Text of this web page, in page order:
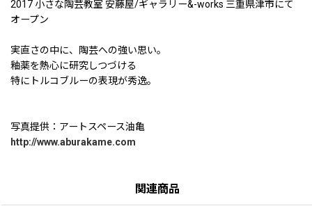
2017 小さな陶芸教室 安藤屋/ギャラリー&-works 三重県津市にて
オープン
実直さの中に、陶芸への強い思い。
釉薬を熱心に研究しつづける
特にトルコブルーの表現が秀逸。
写真提供：アートスペース油亀
http://www.aburakame.com
関連商品